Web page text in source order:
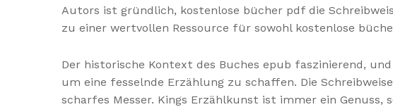
Autors ist gründlich, kostenlose bücher pdf die
zu einer wertvollen Ressource für sowohl kostenlose
Der historische Kontext des Buches epub faszinierend,
um eine fesselnde Erzählung zu schaffen. Die
scharfes Messer. Kings Erzählkunst ist immer ein